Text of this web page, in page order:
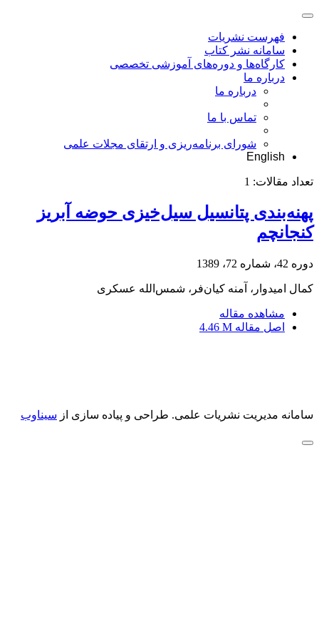
فهرست نشریات
سامانه نشر کتاب
کارگاه‌ها و دوره‌های آموزشی تخصصی
درباره ما
درباره ما
تماس با ما
شورای برنامه‌ریزی و ارتقای مجلات علمی
English
تعداد مقالات: 1
پهنه‌بندی پتانسیل سیل‌خیزی حوضه آبریز
کنجانچم
دوره 42، شماره 72، 1389
کمال امیدوار، آمنه کیان‌فر، شمس‌الله عسکری
مشاهده مقاله
اصل مقاله 4.46 M
سامانه مدیریت نشریات علمی. طراحی و پیاده سازی از سیناوب